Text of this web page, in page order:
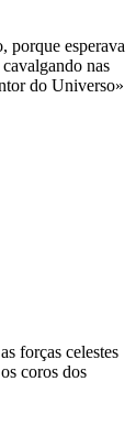
porque esperava
nas
do Universo»
forças celestes
coros dos